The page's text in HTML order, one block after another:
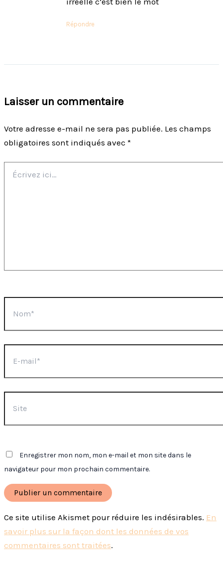
Répondre
Laisser un commentaire
Votre adresse e-mail ne sera pas publiée. Les champs
obligatoires sont indiqués avec *
ici…
mail*
Enregistrer mon nom, mon e-mail et mon site dans le
navigateur pour mon prochain commentaire.
Ce site utilise Akismet pour réduire les indésirables. En
savoir plus sur la façon dont les données de vos
commentaires sont traitées.